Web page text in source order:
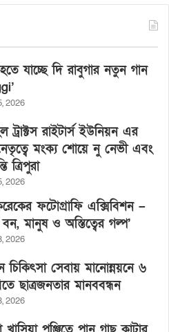
যাচ্ছে দি রাবুগার নতুন গান
2026
ট্রাক্টস রাইটার্স ইউনিয়ন এর
মংক্য শোয়ে নু নেভী এবং
ত্রিপুরা
2026
ফটোগ্রাফি এক্সিবিশন –
বন, মানুষ ও অস্তিত্বের গল্প’
2026
চিকিৎসা সেবায় মানোন্নয়নে ৬
ছাত্রজনতার মানববন্ধন
2026